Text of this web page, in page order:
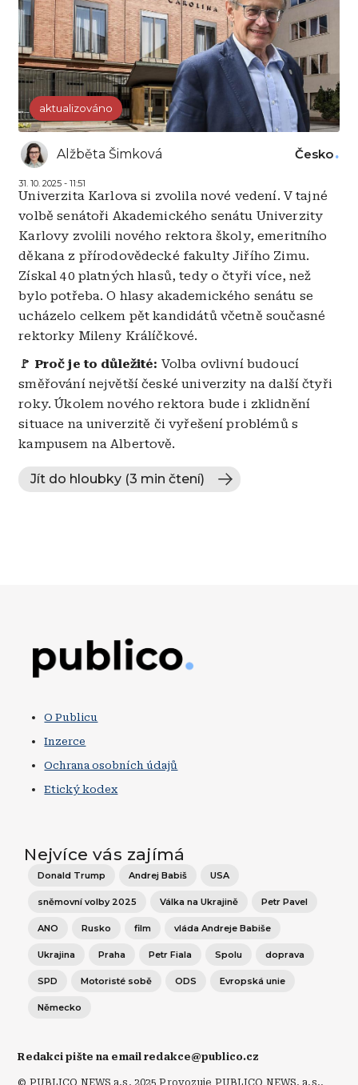
aktualizováno
Alžběta Šimková
31. 10. 2025 - 11:51
Česko
Univerzita Karlova si zvolila nové vedení. V tajné
volbě senátoři Akademického senátu Univerzity
Karlovy zvolili nového rektora školy, emeritního
děkana z přírodovědecké fakulty Jiřího Zimu.
Získal 40 platných hlasů, tedy o čtyři více, než
bylo potřeba. O hlasy akademického senátu se
ucházelo celkem pět kandidátů včetně současné
rektorky Mileny Králíčkové.
🚩 Proč je to důležité: Volba ovlivní budoucí
směřování největší české univerzity na další čtyři
roky. Úkolem nového rektora bude i zklidnění
situace na univerzitě či vyřešení problémů s
kampusem na Albertově.
Jít do hloubky (3 min čtení)
O Publicu
Inzerce
Ochrana osobních údajů
Etický kodex
Nejvíce vás zajímá
Donald Trump Andrej Babiš USA
sněmovní volby 2025 Válka na Ukrajině Petr Pavel
ANO Rusko film vláda Andreje Babiše
Ukrajina Praha Petr Fiala Spolu doprava
SPD Motoristé sobě ODS Evropská unie
Německo
Redakci pište na email redakce@publico.cz